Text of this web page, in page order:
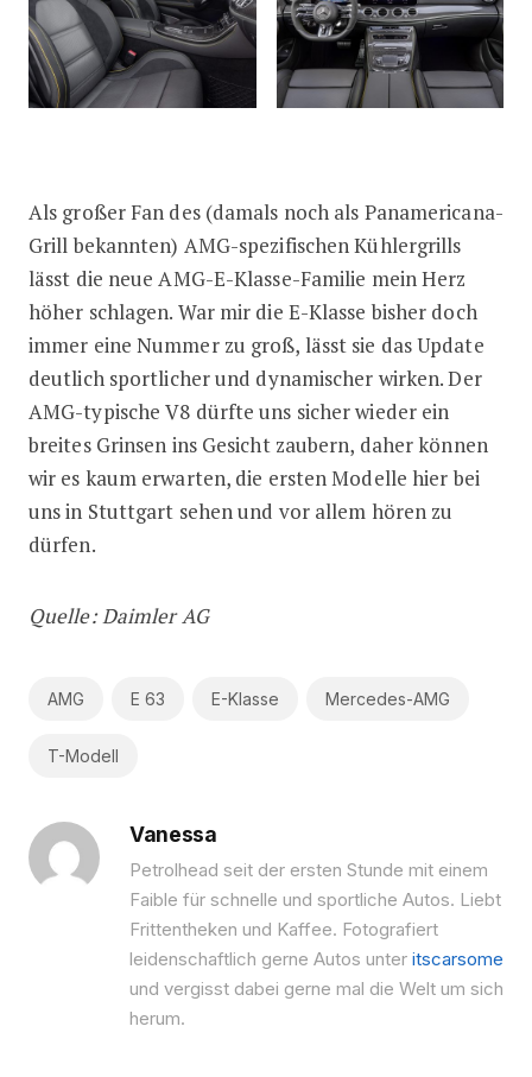
Als großer Fan des (damals noch als Panamericana-
Grill bekannten) AMG-spezifischen Kühlergrills
lässt die neue AMG-E-Klasse-Familie mein Herz
höher schlagen. War mir die E-Klasse bisher doch
immer eine Nummer zu groß, lässt sie das Update
deutlich sportlicher und dynamischer wirken. Der
AMG-typische V8 dürfte uns sicher wieder ein
breites Grinsen ins Gesicht zaubern, daher können
wir es kaum erwarten, die ersten Modelle hier bei
uns in Stuttgart sehen und vor allem hören zu
dürfen.
Quelle: Daimler AG
AMG E 63 E-Klasse Mercedes-AMG
T-Modell
Vanessa
Petrolhead seit der ersten Stunde mit einem
Fai­ble für schnelle und sportliche Autos. Liebt
Frittentheken und Kaf­fee. Fotografiert
leidenschaftlich gerne Autos unter itscarsome
und vergisst dabei gerne mal die Welt um sich
herum.